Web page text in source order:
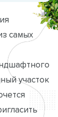
самых
участок